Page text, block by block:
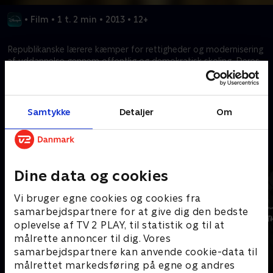
Samtykke Detaljer Om
Dine data og cookies
Vi bruger egne cookies og cookies fra
samarbejdspartnere for at give dig den bedste
oplevelse af TV 2 PLAY, til statistik og til at
målrette annoncer til dig. Vores
samarbejdspartnere kan anvende cookie-data til
målrettet markedsføring på egne og andres
• Film • 1 t. 2 min • 2013 • 12+
Republikanske lærere kæmper for rettigheder og modernisering
af uddannelse gennem offentlig og demokratisk skoling. Deres
mod og engagement vækker håb om en bedre fremtid.
Kræver tilkøb
Mere indhold fra Disney+